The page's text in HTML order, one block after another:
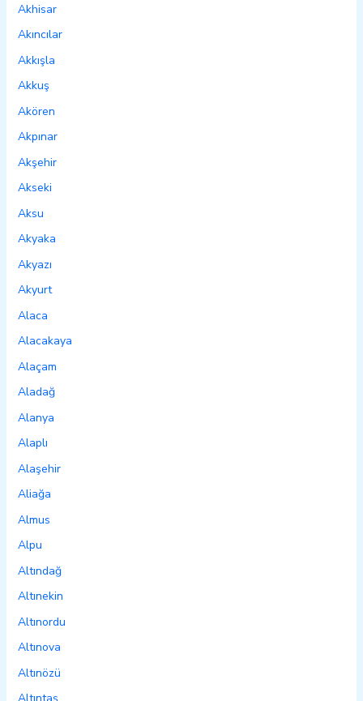
Akhisar
Akıncılar
Akkışla
Akkuş
Akören
Akpınar
Akşehir
Akseki
Aksu
Akyaka
Akyazı
Akyurt
Alaca
Alacakaya
Alaçam
Aladağ
Alanya
Alaplı
Alaşehir
Aliağa
Almus
Alpu
Altındağ
Altınekin
Altınordu
Altınova
Altınözü